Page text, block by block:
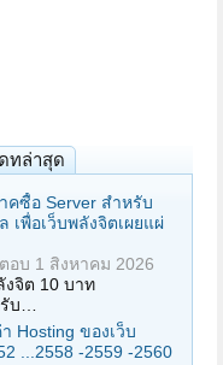
ทล่าสุด
คซื้อ Server สำหรับ
เพื่อเว็บพลังจิตเผยแผ่
ตอบ 1 สิงหาคม 2026
จิต 10 บาท
บ…
Hosting ของเว็บ
...2558 -2559 -2560